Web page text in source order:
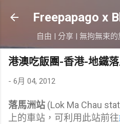
跳到主
Freepapago x
自由 | 分享 | 無拘無束的
港澳吃飯團-香港-地鐵
- 6月 04, 2012
落馬洲站 (Lok Ma Chau
上的車站，可利用此站前往